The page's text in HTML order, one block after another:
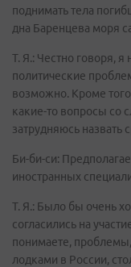
поднимать тела
дна Баренцева моря
Т. Я.: Честно говоря,
политические
возможно. Кроме
какие-то вопросы со
затрудняюсь назвать
Би-би-си:
иностранных
Т. Я.: Было бы очень
согласились на
понимаете,
лодками в России,